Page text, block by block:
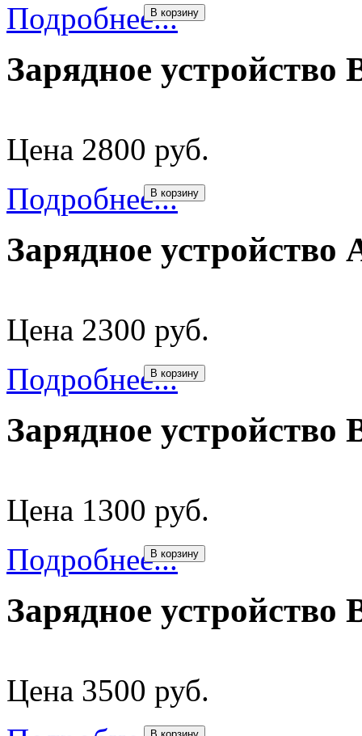
Подробнее...
В корзину
Зарядное устройство
Цена 2800 руб.
Подробнее...
В корзину
Зарядное устройство
Цена 2300 руб.
Подробнее...
В корзину
Зарядное устройство
Цена 1300 руб.
Подробнее...
В корзину
Зарядное устройство
Цена 3500 руб.